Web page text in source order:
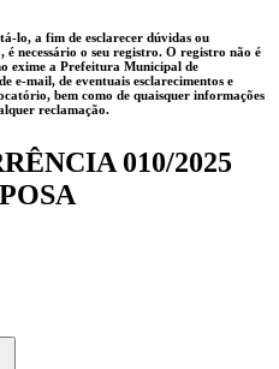
lo, a fim de esclarecer dúvidas ou
é necessário o seu registro. O registro não é
exime a Prefeitura Municipal de
e-mail, de eventuais esclarecimentos e
bem como de quaisquer informações
reclamação.
010/2025